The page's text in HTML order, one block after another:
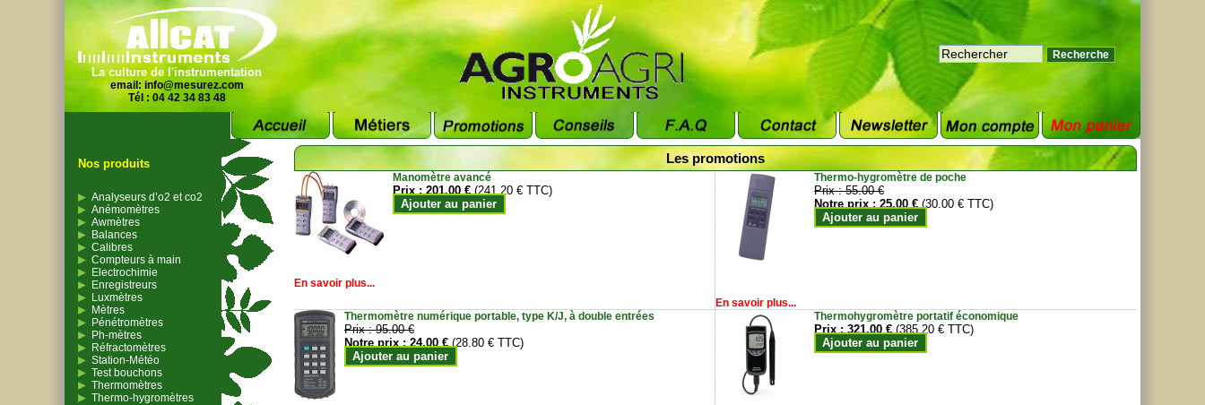
La culture de l'instrumentation
email: info@mesurez.com
Tél : 04 42 34 83 48
Nos produits
Analyseurs d’o2 et co2
Anémomètres
Awmètres
Balances
Calibres
Compteurs à main
Electrochimie
Enregistreurs
Luxmètres
Mètres
Pénétromètres
Ph-mètres
Réfractomètres
Station-Météo
Test bouchons
Thermomètres
Thermo-hygromètres
Les promotions
Manomètre avancé
Prix :201.00 € (241.20 € TTC)
Ajouter au panier
En savoir plus...
Thermo-hygromètre de poche
Prix :55.00 €
Notre prix :25.00 € (30.00 € TTC)
Ajouter au panier
En savoir plus...
Thermomètre numérique portable, type K/J, à double entrées
Prix :95.00 €
Notre prix :24.00 € (28.80 € TTC)
Ajouter au panier
Thermohygromètre portatif économique
Prix :321.00 € (385.20 € TTC)
Ajouter au panier